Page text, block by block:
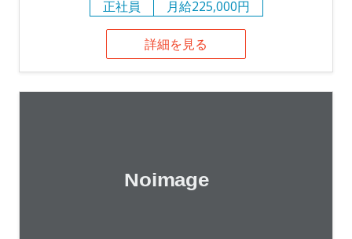
正社員 月給225,000円
詳細を見る